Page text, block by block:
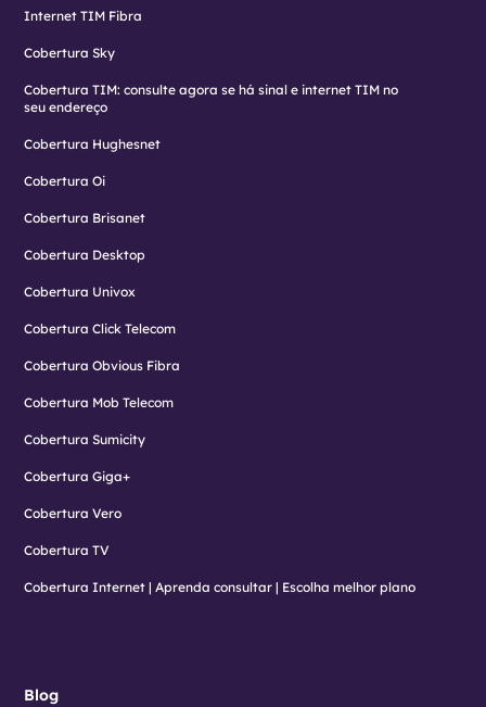
Internet TIM Fibra
Cobertura Sky
Cobertura TIM: consulte agora se há sinal e internet TIM no
seu endereço
Cobertura Hughesnet
Cobertura Oi
Cobertura Brisanet
Cobertura Desktop
Cobertura Univox
Cobertura Click Telecom
Cobertura Obvious Fibra
Cobertura Mob Telecom
Cobertura Sumicity
Cobertura Giga+
Cobertura Vero
Cobertura TV
Cobertura Internet | Aprenda consultar | Escolha melhor plano
Blog